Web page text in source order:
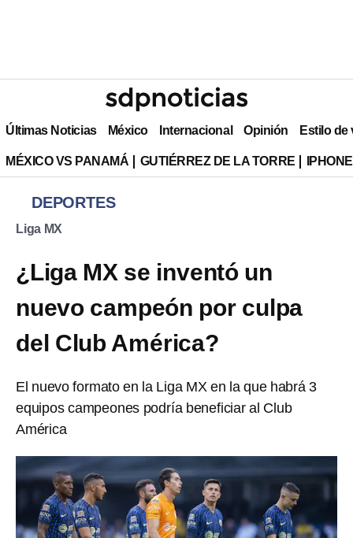
Últimas Noticias México Internacional Opinión Estilo de
MÉXICO VS PANAMÁ GUTIÉRREZ DE LA TORRE
DEPORTES
Liga MX
¿Liga MX se inventó un
nuevo campeón por culpa
del Club América?
El nuevo formato en la Liga MX en la que habrá 3
equipos campeones podría beneficiar al Club
América